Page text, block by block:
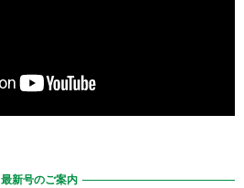
最新号のご案内